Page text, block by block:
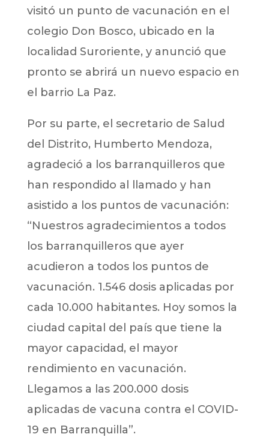
visitó un punto de vacunación en el
colegio Don Bosco, ubicado en la
localidad Suroriente, y anunció que
pronto se abrirá un nuevo espacio en
el barrio La Paz.
Por su parte, el secretario de Salud
del Distrito, Humberto Mendoza,
agradeció a los barranquilleros que
han respondido al llamado y han
asistido a los puntos de vacunación:
“Nuestros agradecimientos a todos
los barranquilleros que ayer
acudieron a todos los puntos de
vacunación. 1.546 dosis aplicadas por
cada 10.000 habitantes. Hoy somos la
ciudad capital del país que tiene la
mayor capacidad, el mayor
rendimiento en vacunación.
Llegamos a las 200.000 dosis
aplicadas de vacuna contra el COVID-
19 en Barranquilla”.